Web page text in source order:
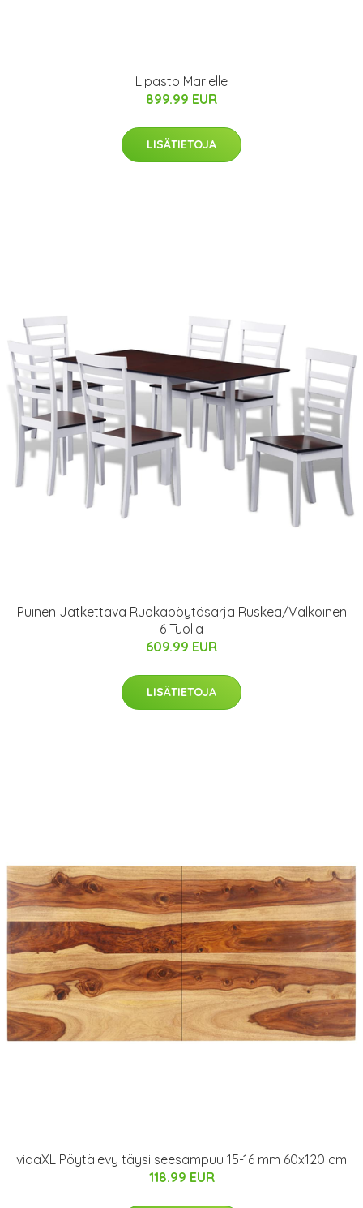
Lipasto Marielle
899.99 EUR
LISÄTIETOJA
Puinen Jatkettava Ruokapöytäsarja Ruskea/Valkoinen
6 Tuolia
609.99 EUR
LISÄTIETOJA
vidaXL Pöytälevy täysi seesampuu 15-16 mm 60x120 cm
118.99 EUR